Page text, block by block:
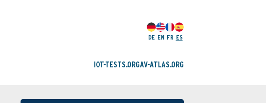
DE EN FR ES
IOT-TESTS.ORGAV-ATLAS.ORG